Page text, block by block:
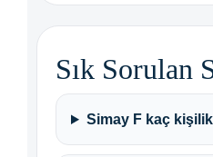
Sık Sorulan
Simay F kaç